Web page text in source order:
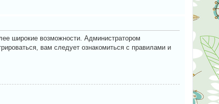
широкие возможности. Администратором
вам следует ознакомиться с правилами и